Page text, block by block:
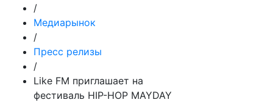
/
Медиарынок
/
Пресс релизы
/
Like FM приглашает на
фестиваль HIP-HOP MAYDAY